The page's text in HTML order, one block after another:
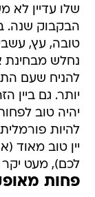
שלו עדיין לא
הבקבוק שנה.
טובה, עץ,
נחלש מבחינת
להניח שעם
יותר. גם ביין
יהיה טוב
יין טוב מאוד
לכם), מעט יקר
פחות